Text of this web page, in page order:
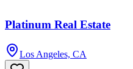
Platinum Real Estate
Los Angeles, CA